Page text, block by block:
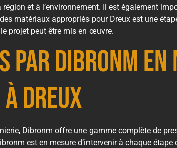
et à l’environnement. Il est également
matériaux appropriés pour Dreux est une
projet peut être mis en œuvre.
Dibronm en
Dreux
Dibronm offre une gamme complète de
est en mesure d’intervenir à chaque